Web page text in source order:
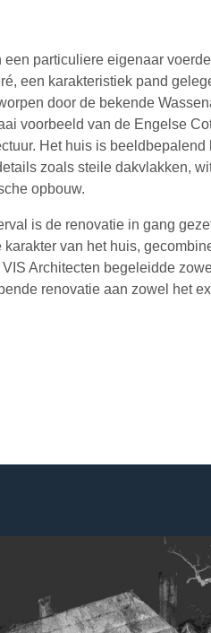
een particuliere eigenaar
een karakteristiek pand
door de bekende
voorbeeld van de Engelse
Het huis is
zoals steile dakvlakken,
opbouw.
is de renovatie in gang
van het huis,
Architecten begeleidde
renovatie aan zowel het